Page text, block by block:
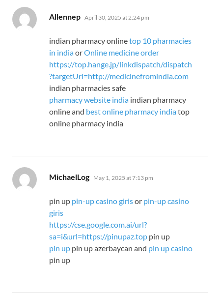
Allennep says:
April 30, 2025 at 2:24 pm
indian pharmacy onlinetop 10 pharmacies
in indiaorOnline medicine order
https://top.hange.jp/linkdispatch/dispatch
?targetUrl=http://medicinefromindia.com
indian pharmacies safe
pharmacy website india indian pharmacy
online and best online pharmacy indiatop
online pharmacy india
MichaelLog says:
May 1, 2025 at 7:13 pm
pin up pin-up casino girisor pin-up casino
giris
https://cse.google.com.ai/url?
sa=i&url=https://pinupaz.top pin up
pin up pin up azerbaycan and pin up casino
pin up